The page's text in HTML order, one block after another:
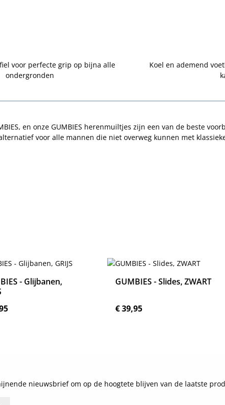
voor perfecte grip op bijna alle
ondergronden
Koel en ademend
en onze GUMBIES herenmuiltjes zijn een van de beste
voor alle mannen die niet overweg kunnen met
- Glijbanen,
prijs:
GUMBIES - Slides, ZWART
Normale prijs:
€ 39,95
nieuwsbrief om op de hoogtete blijven van de laatste